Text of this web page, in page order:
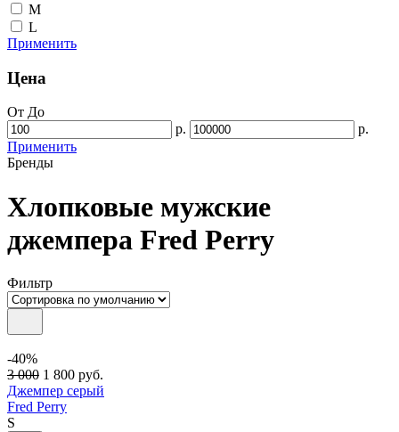
M
L
Применить
Цена
От До
р.
р.
Применить
Бренды
Хлопковые мужские
джемпера Fred Perry
Фильтр
-40%
3 000 1 800 руб.
Джемпер серый
Fred Perry
S